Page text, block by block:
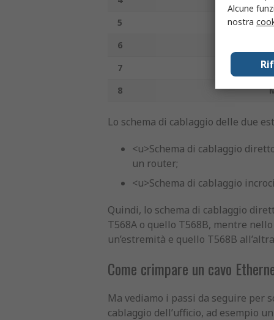
5
6
7
8
Lo schema di cablaggio delle due
<u>Schema di cablaggio
un router;
<u>Schema di cablaggio
Quindi, lo schema di cablaggio
T568A o quello T568B, mentre
un’estremità e quello T568B
Come crimpare un cavo
Ma vediamo i passi da seguire per
cablaggio dell’ufficio, ad esempio
Alcune
nostra